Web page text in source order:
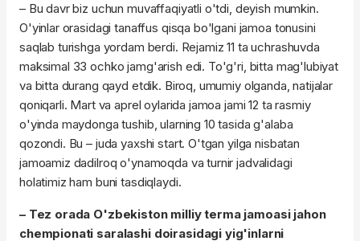
– Bu davr biz uchun muvaffaqiyatli o'tdi, deyish mumkin.
O'yinlar orasidagi tanaffus qisqa bo'lgani jamoa tonusini
saqlab turishga yordam berdi. Rejamiz 11 ta uchrashuvda
maksimal 33 ochko jamg'arish edi. To'g'ri, bitta mag'lubiyat
va bitta durang qayd etdik. Biroq, umumiy olganda, natijalar
qoniqarli. Mart va aprel oylarida jamoa jami 12 ta rasmiy
o'yinda maydonga tushib, ularning 10 tasida g'alaba
qozondi. Bu – juda yaxshi start. O'tgan yilga nisbatan
jamoamiz dadilroq o'ynamoqda va turnir jadvalidagi
holatimiz ham buni tasdiqlaydi.
– Tez orada O'zbekiston milliy terma jamoasi jahon
chempionati saralashi doirasidagi yig'inlarni